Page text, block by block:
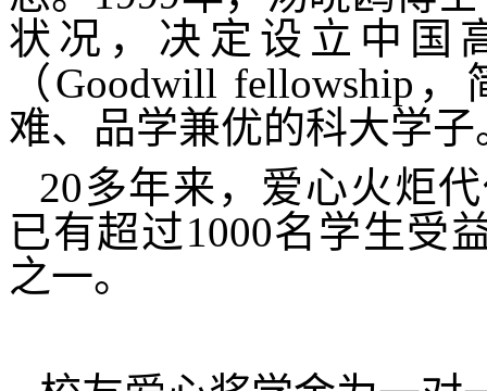
状况，决定设立中国
（ Goodwill fellowship ，
难、品学兼优的科大学子
20多年来，爱心火炬
已有超过1000名学生受
之一。